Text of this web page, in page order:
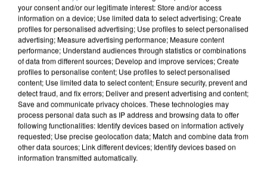
APRÈS TOUTES CES CANICULES, LES REFUGES
your consent and/or our legitimate interest: Store and/or access
information on a device; Use limited data to select advertising; Create
profiles for personalised advertising; Use profiles to select personalised
advertising; Measure advertising performance; Measure content
performance; Understand audiences through statistics or combinations
of data from different sources; Develop and improve services; Create
profiles to personalise content; Use profiles to select personalised
content; Use limited data to select content; Ensure security, prevent and
detect fraud, and fix errors; Deliver and present advertising and content;
Save and communicate privacy choices. These technologies may
process personal data such as IP address and browsing data to offer
following functionalities: Identify devices based on information actively
requested; Use precise geolocation data; Match and combine data from
other data sources; Link different devices; Identify devices based on
information transmitted automatically.